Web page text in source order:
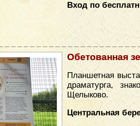
Вход по
Обетованная
Планшетная
драматурга,
Щелыково.
Центральная